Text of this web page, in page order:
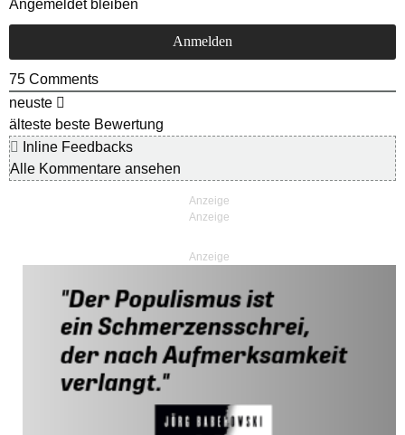
Angemeldet bleiben
75 Comments
neuste
älteste beste Bewertung
Inline Feedbacks
Alle Kommentare ansehen
Anzeige